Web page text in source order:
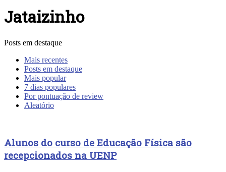
Jataizinho
Posts em destaque
Mais recentes
Posts em destaque
Mais popular
7 dias populares
Por pontuação de review
Aleatório
Alunos do curso de Educação Física são
recepcionados na UENP